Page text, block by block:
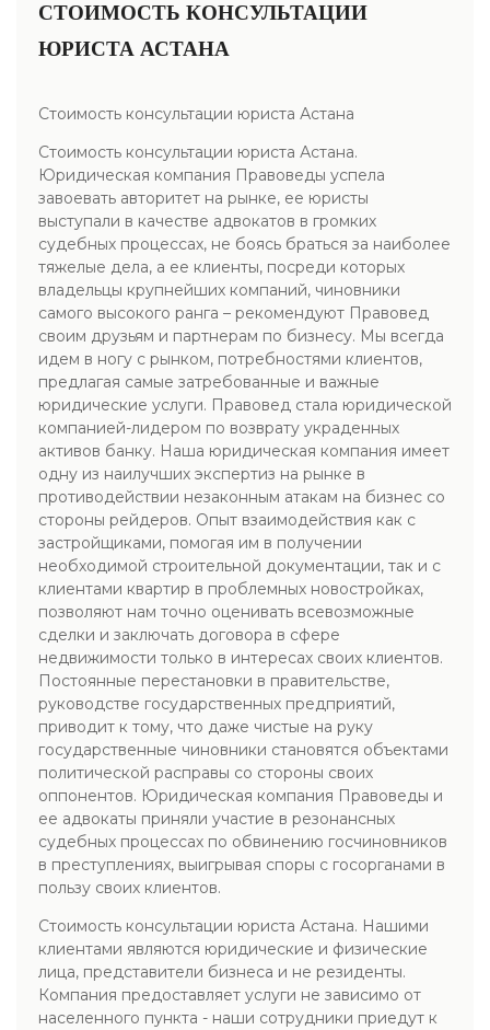
СТОИМОСТЬ КОНСУЛЬТАЦИИ
ЮРИСТА АСТАНА
Стоимость консультации юриста Астана
Стоимость консультации юриста Астана.
Юридическая компания Правоведы успела
завоевать авторитет на рынке, ее юристы
выступали в качестве адвокатов в громких
судебных процессах, не боясь браться за наиболее
тяжелые дела, а ее клиенты, посреди которых
владельцы крупнейших компаний, чиновники
самого высокого ранга – рекомендуют Правовед
своим друзьям и партнерам по бизнесу. Мы всегда
идем в ногу с рынком, потребностями клиентов,
предлагая самые затребованные и важные
юридические услуги. Правовед стала юридической
компанией-лидером по возврату украденных
активов банку. Наша юридическая компания имеет
одну из наилучших экспертиз на рынке в
противодействии незаконным атакам на бизнес со
стороны рейдеров. Опыт взаимодействия как с
застройщиками, помогая им в получении
необходимой строительной документации, так и с
клиентами квартир в проблемных новостройках,
позволяют нам точно оценивать всевозможные
сделки и заключать договора в сфере
недвижимости только в интересах своих клиентов.
Постоянные перестановки в правительстве,
руководстве государственных предприятий,
приводит к тому, что даже чистые на руку
государственные чиновники становятся объектами
политической расправы со стороны своих
оппонентов. Юридическая компания Правоведы и
ее адвокаты приняли участие в резонансных
судебных процессах по обвинению госчиновников
в преступлениях, выигрывая споры с госорганами в
пользу своих клиентов.
Стоимость консультации юриста Астана. Нашими
клиентами являются юридические и физические
лица, представители бизнеса и не резиденты.
Компания предоставляет услуги не зависимо от
населенного пункта - наши сотрудники приедут к